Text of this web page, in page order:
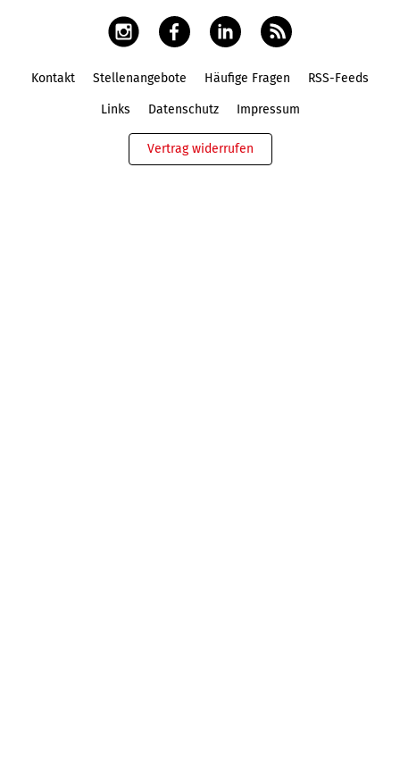
Kontakt Stellenangebote Häufige Fragen RSS-Feeds
Links Datenschutz Impressum
Vertrag widerrufen